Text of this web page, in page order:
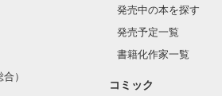
）
発売中の本を探す
発売予定一覧
書籍化作家一覧
コミック